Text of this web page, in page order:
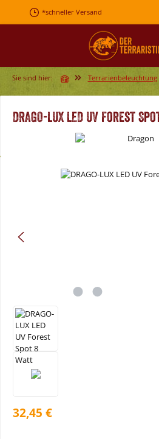
Zum Hauptinhalt springen
*schneller Versand
Sie sind hier: Terrarienbeleuchtung
DRAGO-LUX LED UV Forest
Bildergalerie überspringen
32,45 €